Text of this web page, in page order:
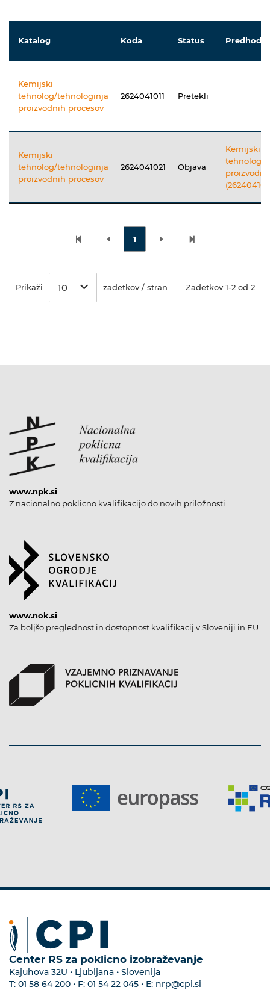
Katalog Koda Status
Kemijski
tehnolog/tehnologinja
proizvodnih procesov
2624041011 Pretekli
Kemijski
tehnolog/tehnologinja
proizvodnih procesov
2624041021 Objava
Kemijski
tehnolog/
1
Prikaži 10 zadetkov / stran Zadetkov 1-2 od 2
www.npk.si
Z nacionalno poklicno kvalifikacijo do novih priložnosti.
www.nok.si
Za boljšo preglednost in dostopnost kvalifikacij v Sloveniji in EU.
Center RS za poklicno izobraževanje
Kajuhova 32U • Ljubljana • Slovenija
T: 01 58 64 200 • F: 01 54 22 045 • E: nrp@cpi.si